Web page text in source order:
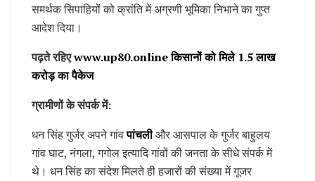
समर्थक सिपाहियों को क्रांति में अग्रणी भूमिका निभाने का गुप्त
आदेश दिया।
पढ़ते रहिएwww.up80.online किसानों को मिले 1.5 लाख
करोड़ का पैकेज
ग्रामीणों के संपर्क में:
धन सिंह गुर्जर अपने गांवपांचलीऔर आसपाल के गुर्जर बाहुलय
गांव घाट, नंगला, गगोल इत्यादि गांवों की जनता के सीधे संपर्क में
थे। धन सिंह का संदेश मिलते ही हजारों की संख्या में गूजर